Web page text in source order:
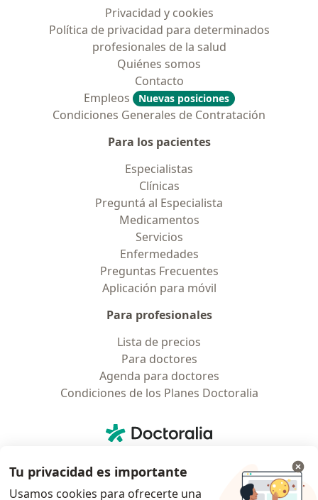
Privacidad y cookies
Política de privacidad para determinados
profesionales de la salud
Quiénes somos
Contacto
Empleos
Nuevas posiciones
Condiciones Generales de Contratación
Para los pacientes
Especialistas
Clínicas
Preguntá al Especialista
Medicamentos
Servicios
Enfermedades
Preguntas Frecuentes
Aplicación para móvil
Para profesionales
Lista de precios
Para doctores
Agenda para doctores
Condiciones de los Planes Doctoralia
Doctoralia - Página de inicio
C/ Josep Pla 2 - Building B2, floor 13
08019 Barcelona, Spain
Tu privacidad es importante
Usamos cookies para ofrecerte una